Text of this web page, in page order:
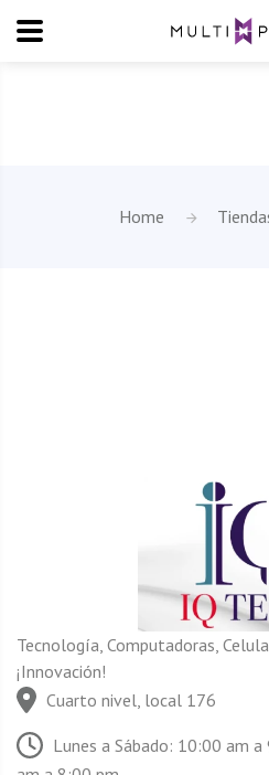
Home
Tecnología, Computadoras,
¡Innovación!
Cuarto nivel, local 176
Lunes a Sábado: 10:00 am